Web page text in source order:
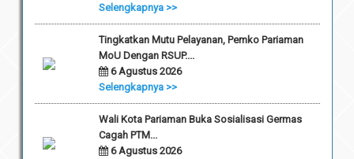
Selengkapnya >>
Tingkatkan Mutu Pelayanan, Pemko Pariaman
MoU Dengan RSUP....
6 Agustus 2026
Selengkapnya >>
Wali Kota Pariaman Buka Sosialisasi Germas
Cagah PTM...
6 Agustus 2026